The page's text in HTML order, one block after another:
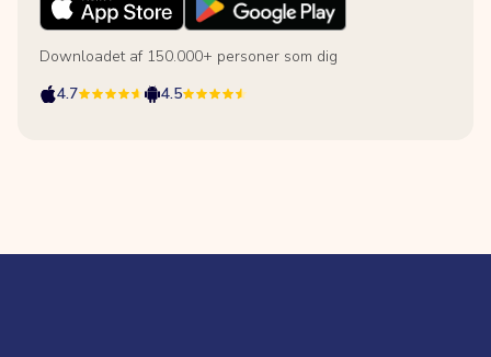
Downloadet af 150.000+ personer som dig
4.7
4.5